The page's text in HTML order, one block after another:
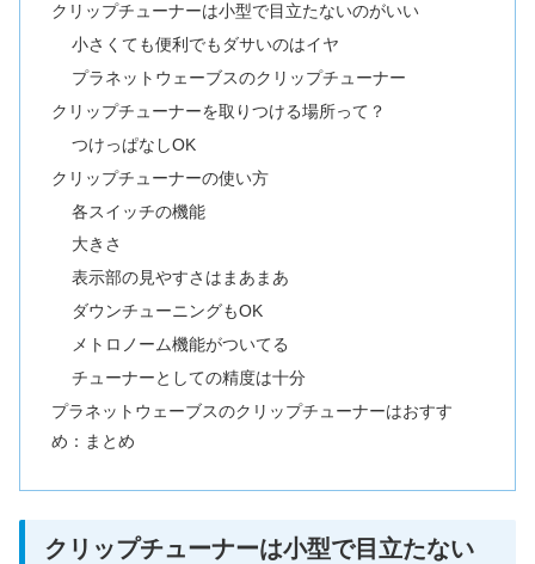
クリップチューナーは小型で目立たないのがいい
小さくても便利でもダサいのはイヤ
プラネットウェーブスのクリップチューナー
クリップチューナーを取りつける場所って？
つけっぱなしOK
クリップチューナーの使い方
各スイッチの機能
大きさ
表示部の見やすさはまあまあ
ダウンチューニングもOK
メトロノーム機能がついてる
チューナーとしての精度は十分
プラネットウェーブスのクリップチューナーはおすす
め：まとめ
クリップチューナーは小型で目立たない